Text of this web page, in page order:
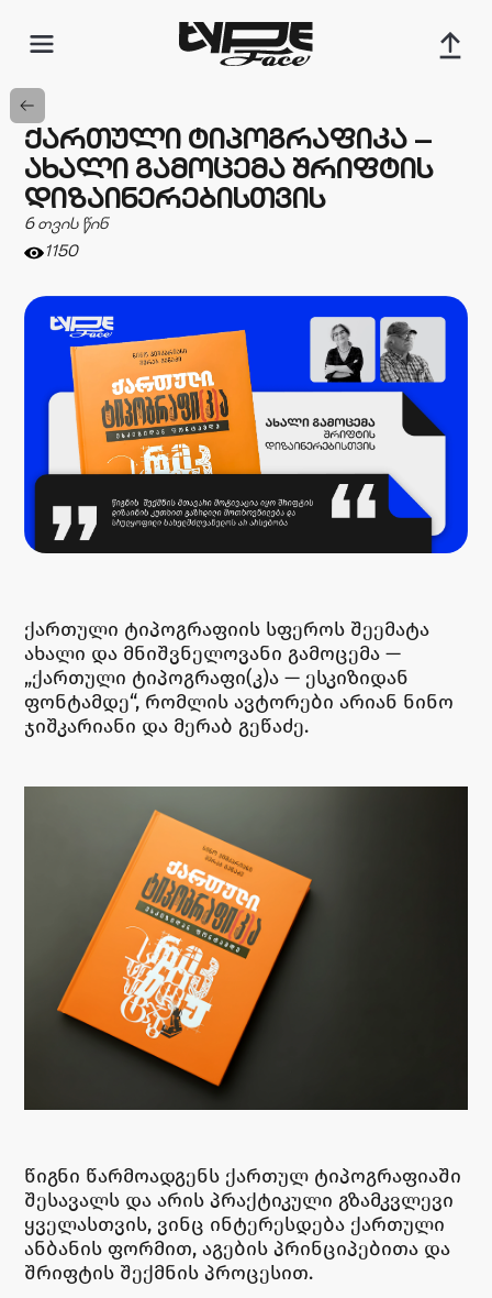
ᲥᲐᲠᲗᲣᲚᲘ ᲢᲘᲞᲝᲒᲠᲐᲤᲘᲙᲐ —
ᲐᲮᲐᲚᲘ ᲒᲐᲛᲝᲪᲔᲛᲐ ᲨᲠᲘᲤᲢᲘᲡ
ᲓᲘᲖᲐᲘᲜᲔᲠᲔᲑᲘᲡᲗᲕᲘᲡ
6 თვის წინ
1150
ქართული ტიპოგრაფიის სფეროს შეემატა
ახალი და მნიშვნელოვანი გამოცემა —
„ქართული ტიპოგრაფი(კ)ა — ესკიზიდან
ფონტამდე“, რომლის ავტორები არიან ნინო
ჯიშკარიანი და მერაბ გეწაძე.
წიგნი წარმოადგენს ქართულ ტიპოგრაფიაში
შესავალს და არის პრაქტიკული გზამკვლევი
ყველასთვის, ვინც ინტერესდება ქართული
ანბანის ფორმით, აგების პრინციპებითა და
შრიფტის შექმნის პროცესით.